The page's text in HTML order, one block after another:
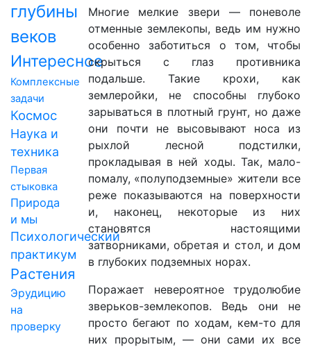
глубины
веков
Интересное
Комплексные
задачи
Космос
Наука и
техника
Первая
стыковка
Природа
и мы
Психологический
практикум
Растения
Эрудицию
на
проверку
Многие мелкие звери — поневоле
отменные землекопы, ведь им нужно
особенно заботиться о том, чтобы
скрыться с глаз противника
подальше. Такие крохи, как
землеройки, не способны глубоко
зарываться в плотный грунт, но даже
они почти не высовывают носа из
рыхлой лесной подстилки,
прокладывая в ней ходы. Так, мало-
помалу, «полуподземные» жители все
реже показываются на поверхности
и, наконец, некоторые из них
становятся настоящими
затворниками, обретая и стол, и дом
в глубоких подземных норах.
Поражает невероятное трудолюбие
зверьков-землекопов. Ведь они не
просто бегают по ходам, кем-то для
них прорытым, — они сами их все